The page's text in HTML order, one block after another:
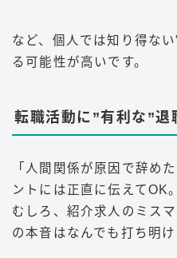
など、個人では知り得な
る可能性が高いです。
転職活動に”有利な”退
「人間関係が原因で辞め
ントには正直に伝えてOK。
むしろ、紹介求人のミス
の本音はなんでも打ち明け